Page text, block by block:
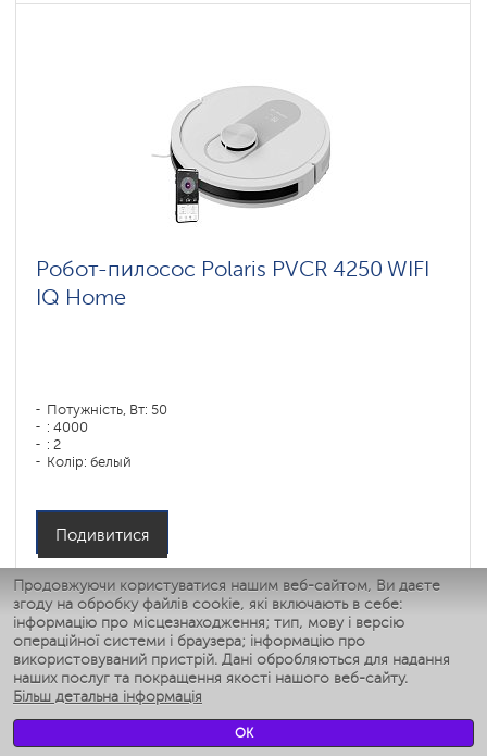
Продовжуючи користуватися нашим веб-сайтом, Ви даєте
згоду на обробку файлів cookie, які включають в себе:
інформацію про місцезнаходження; тип, мову і версію
операційної системи і браузера; інформацію про
використовуваний пристрій. Дані обробляються для надання
наших послуг та покращення якості нашого веб-сайту.
Більш детальна інформація
OK
Робот-пилосос Polaris PVCR 4250 WIFI
IQ Home
Потужність, Вт: 50
: 4000
: 2
Колір: белый
Подивитися